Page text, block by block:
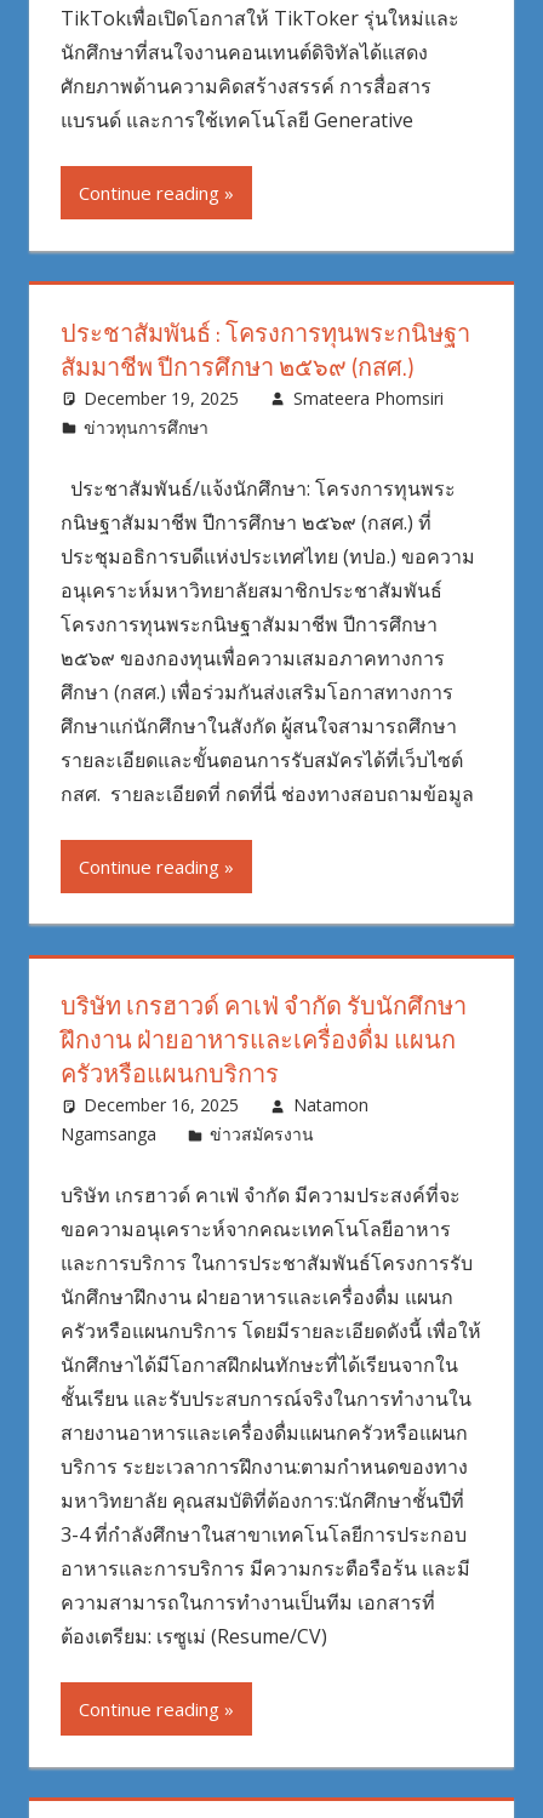
TikTokเพื่อเปิดโอกาสให้ TikToker รุ่นใหม่และ
นักศึกษาที่สนใจงานคอนเทนต์ดิจิทัลได้แสดง
ศักยภาพด้านความคิดสร้างสรรค์ การสื่อสาร
แบรนด์ และการใช้เทคโนโลยี Generative
Continue reading
ประชาสัมพันธ์ : โครงการทุนพระกนิษฐา
สัมมาชีพ ปีการศึกษา ๒๕๖๙ (กสศ.)
December 19, 2025
Smateera Phomsiri
ข่าวทุนการศึกษา
ประชาสัมพันธ์/แจ้งนักศึกษา: โครงการทุนพระ
กนิษฐาสัมมาชีพ ปีการศึกษา ๒๕๖๙ (กสศ.) ที่
ประชุมอธิการบดีแห่งประเทศไทย (ทปอ.) ขอความ
อนุเคราะห์มหาวิทยาลัยสมาชิกประชาสัมพันธ์
โครงการทุนพระกนิษฐาสัมมาชีพ ปีการศึกษา
๒๕๖๙ ของกองทุนเพื่อความเสมอภาคทางการ
ศึกษา (กสศ.) เพื่อร่วมกันส่งเสริมโอกาสทางการ
ศึกษาแก่นักศึกษาในสังกัด ผู้สนใจสามารถศึกษา
รายละเอียดและขั้นตอนการรับสมัครได้ที่เว็บไซต์
กสศ. รายละเอียดที่ กดที่นี่ ช่องทางสอบถามข้อมูล
Continue reading
บริษัท เกรฮาวด์ คาเฟ่ จำกัด รับนักศึกษา
ฝึกงาน ฝ่ายอาหารและเครื่องดื่ม แผนก
ครัวหรือแผนกบริการ
December 16, 2025
Natamon
Ngamsanga
ข่าวสมัครงาน
บริษัท เกรฮาวด์ คาเฟ่ จำกัด มีความประสงค์ที่จะ
ขอความอนุเคราะห์จากคณะเทคโนโลยีอาหาร
และการบริการ ในการประชาสัมพันธ์โครงการรับ
นักศึกษาฝึกงาน ฝ่ายอาหารและเครื่องดื่ม แผนก
ครัวหรือแผนกบริการ โดยมีรายละเอียดดังนี้ เพื่อให้
นักศึกษาได้มีโอกาสฝึกฝนทักษะที่ได้เรียนจากใน
ชั้นเรียน และรับประสบการณ์จริงในการทำงานใน
สายงานอาหารและเครื่องดื่มแผนกครัวหรือแผนก
บริการ ระยะเวลาการฝึกงาน:ตามกำหนดของทาง
มหาวิทยาลัย คุณสมบัติที่ต้องการ:นักศึกษาชั้นปีที่
3-4 ที่กำลังศึกษาในสาขาเทคโนโลยีการประกอบ
อาหารและการบริการ มีความกระตือรือร้น และมี
ความสามารถในการทำงานเป็นทีม เอกสารที่
ต้องเตรียม: เรซูเม่ (Resume/CV)
Continue reading